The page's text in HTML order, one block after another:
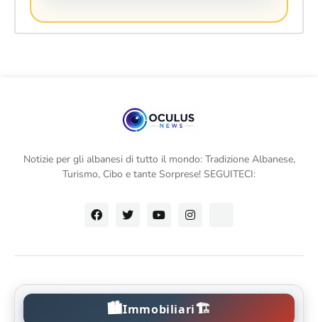
Notizie per gli albanesi di tutto il mondo: Tradizione Albanese,
Turismo, Cibo e tante Sorprese! SEGUITECI:
🏙️Immobiliari🏗️